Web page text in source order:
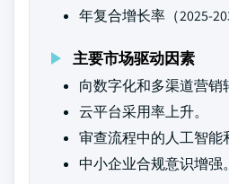
年复合增长率（2025-
主要市场驱动因素
向数字化和多渠道营销
云平台采用率上升。
审查流程中的人工智能
中小企业合规意识增强。